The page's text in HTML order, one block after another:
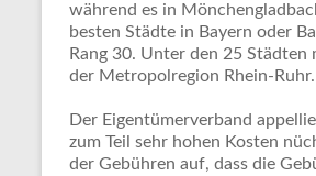
während es in
besten Städte in Bayern oder
Rang 30. Unter den 25
der Metropolregion Rhein-
Der Eigentümerverband
zum Teil sehr hohen Kosten
der Gebühren auf, dass die